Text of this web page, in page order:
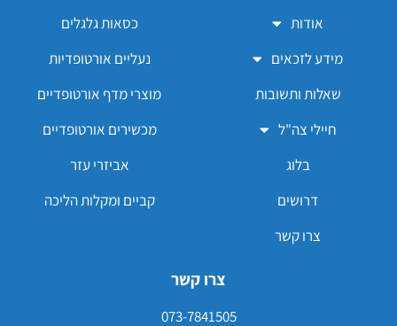
אודות
מידע לזכאים
שאלות ותשובות
חיילי צה"ל
בלוג
דרושים
צרו קשר
כסאות גלגלים
נעליים אורטופדיות
מוצרי מדף אורטופדיים
מכשירים אורטופדיים
אביזרי עזר
קביים ומקלות הליכה
צרו קשר
073-7841505